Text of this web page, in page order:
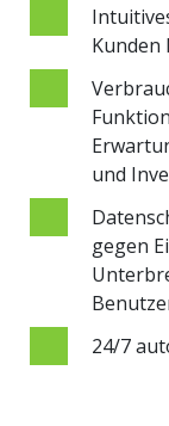
Kunden
und
gegen
24/7